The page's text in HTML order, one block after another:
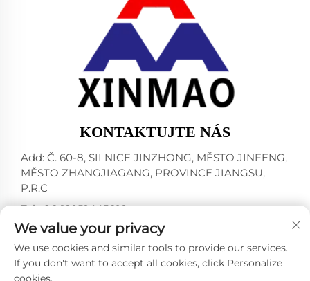
KONTAKTUJTE NÁS
Add: Č. 60-8, SILNICE JINZHONG, MĚSTO JINFENG,
MĚSTO ZHANGJIAGANG, PROVINCE JIANGSU,
P.R.C
Tel:+86-18952445692
E-mail: [email protected]
We value your privacy
We use cookies and similar tools to provide our services.
If you don't want to accept all cookies, click Personalize
cookies.